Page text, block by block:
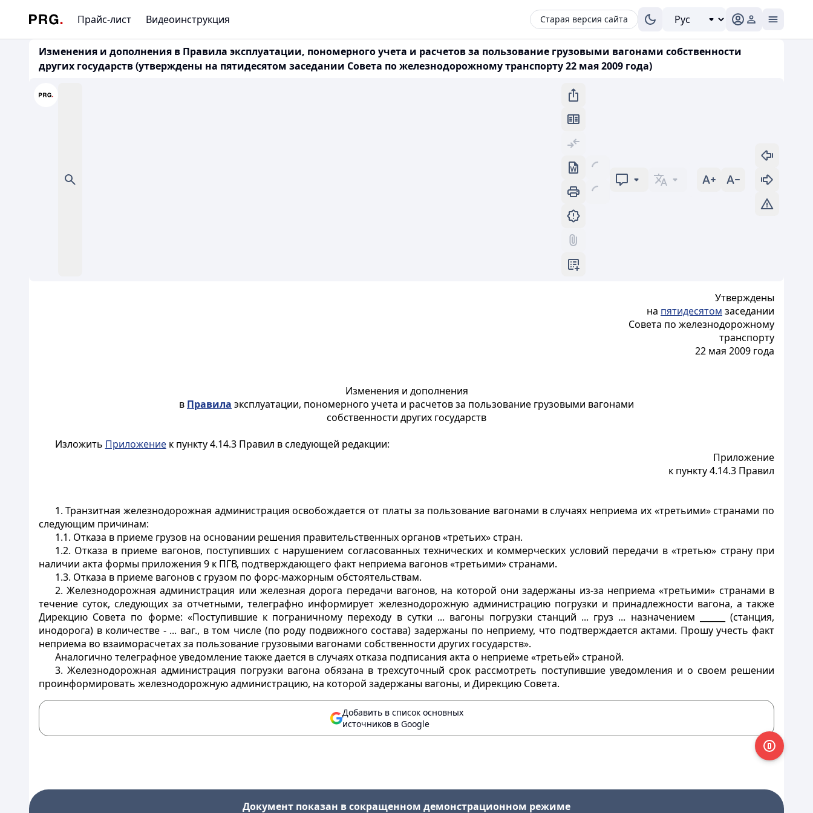
Прайс-лист Видеоинструкция Старая версия сайта
Изменения и дополнения в Правила эксплуатации, пономерного учета и расчетов за пользование грузовыми вагонами собственности
других государств (утверждены на пятидесятом заседании Совета по железнодорожному транспорту 22 мая 2009 года)
Утверждены
на пятидесятом заседании
Совета по железнодорожному
транспорту
22 мая 2009 года
Изменения и дополнения
в Правила эксплуатации, пономерного учета и расчетов за пользование грузовыми вагонами
собственности других государств
Изложить Приложениек пункту 4.14.3 Правил в следующей редакции:
Приложение
к пункту 4.14.3 Правил
1. Транзитная железнодорожная администрация освобождается от платы за пользование вагонами в случаях неприема их «третьими» странами по
следующим причинам:
1.1. Отказа в приеме грузов на основании решения правительственных органов «третьих» стран.
1.2. Отказа в приеме вагонов, поступивших с нарушением согласованных технических и коммерческих условий передачи в «третью» страну при
наличии акта формы приложения 9 к ПГВ, подтверждающего факт неприема вагонов «третьими» странами.
1.3. Отказа в приеме вагонов с грузом по форс-мажорным обстоятельствам.
2. Железнодорожная администрация или железная дорога передачи вагонов, на которой они задержаны из-за неприема «третьими» странами в
течение суток, следующих за отчетными, телеграфно информирует железнодорожную администрацию погрузки и принадлежности вагона, а также
Дирекцию Совета по форме: «Поступившие к пограничному переходу в сутки ... вагоны погрузки станций ... груз ... назначением ______ (станция,
инодорога) в количестве - ... ваг., в том числе (по роду подвижного состава) задержаны по неприему, что подтверждается актами. Прошу учесть факт
неприема во взаиморасчетах за пользование грузовыми вагонами собственности других государств».
Аналогично телеграфное уведомление также дается в случаях отказа подписания акта о неприеме «третьей» страной.
3. Железнодорожная администрация погрузки вагона обязана в трехсуточный срок рассмотреть поступившие уведомления и о своем решении
проинформировать железнодорожную администрацию, на которой задержаны вагоны, и Дирекцию Совета.
Добавить в список основных
источников в Google
Документ показан в сокращенном демонстрационном режиме